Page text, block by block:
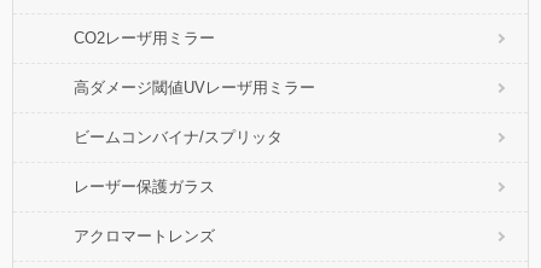
CO2レーザ用ミラー
高ダメージ閾値UVレーザ用ミラー
ビームコンバイナ/スプリッタ
レーザー保護ガラス
アクロマートレンズ